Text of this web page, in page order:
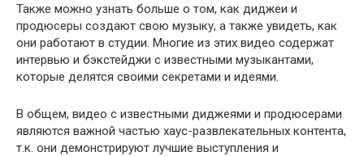
Также можно узнать больше о том, как диджеи и
продюсеры создают свою музыку, а также увидеть, как
они работают в студии. Многие из этих видео содержат
интервью и бэкстейджи с известными музыкантами,
которые делятся своими секретами и идеями.
В общем, видео с известными диджеями и продюсерами
являются важной частью хаус-развлекательных контента,
т.к. они демонстрируют лучшие выступления и